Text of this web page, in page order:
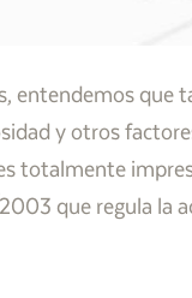
entendemos que
y otros
totalmente
que regula la